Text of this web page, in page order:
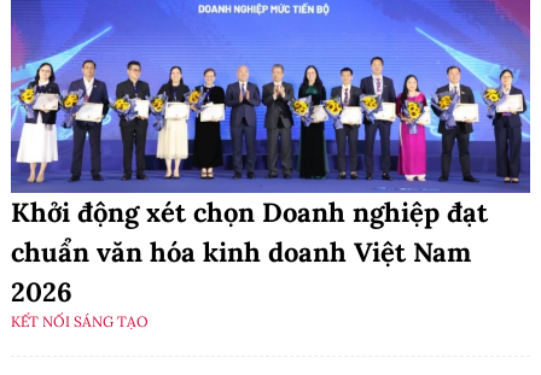
Khởi động xét chọn Doanh nghiệp đạt
chuẩn văn hóa kinh doanh Việt Nam
2026
KẾT NỐI SÁNG TẠO